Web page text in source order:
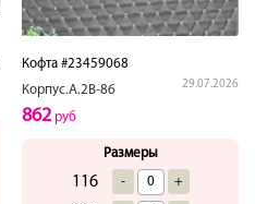
Кофта #23459068
Корпус.А.2В-86
29.07.2026
862руб
Размеры
116 - +